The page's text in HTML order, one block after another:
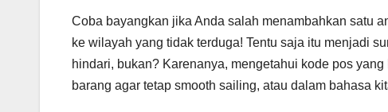
Coba bayangkan jika Anda salah menambahkan satu
ke wilayah yang tidak terduga! Tentu saja itu menjadi
hindari, bukan? Karenanya, mengetahui kode pos
barang agar tetap smooth sailing, atau dalam bahasa